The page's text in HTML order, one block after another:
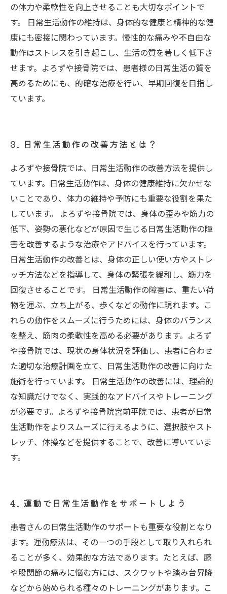
の体力や柔軟性を向上させることも大切なポイントで
す。 日常生活動作の維持は、身体的な健康と精神的な健
康にも密接に関わっています。慢性的な痛みや不自由な
動作はストレスを引き起こし、生活の質を著しく低下さ
せます。よろずや接骨院では、患者様の日常生活の質を
高めるためにも、的確な治療を行い、早期回復を目指し
ています。
3. 日常生活動作の改善方法とは？
よろずや接骨院では、日常生活動作の改善方法を提供し
ています。日常生活動作は、身体の健康維持に欠かせな
いことであり、体力の維持や予防にも重要な役割を果た
しています。 よろずや接骨院では、身体の歪みや筋力の
低下、姿勢の悪化などが原因で生じる日常生活動作の障
害を改善するような治療やアドバイスを行っています。
日常生活動作の改善とは、身体の正しい使い方やストレ
ッチ方法などを指導して、身体の緊張を緩和し、筋力を
回復させることです。 日常生活動作の障害は、重たい荷
物を運ぶ、立ち上がる、歩くなどの動作に現れます。こ
れらの動作をスムーズに行うためには、身体のバランス
を整え、筋肉の柔軟性を高める必要があります。よろず
や接骨院では、現状の身体状況を評価し、患者に合わせ
た適切な治療計画を立て、日常生活動作の改善に向けた
施術を行っています。 日常生活動作の改善には、理論的
な知識だけでなく、実践的なアドバイスやトレーニング
が必要です。よろずや接骨院宮前平院では、患者が日常
生活動作をよりスムーズに行えるように、選択肢やスト
レッチ、体操などを提供することで、改善に導いていま
す。
4. 運動で日常生活動作をサポートしよう
患者さんの日常生活動作のサポートも重要な役割となり
ます。運動療法は、その一つの手段として取り入れられ
ることが多く、効果的な方法であります。たとえば、膝
や股関節の痛みに悩む方には、スクワットや踏み台昇降
などから始められる種々のトレーニングがあります。こ